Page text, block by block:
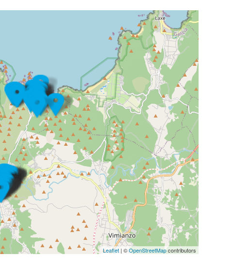
Leaflet | ©OpenStreetMapcontributors